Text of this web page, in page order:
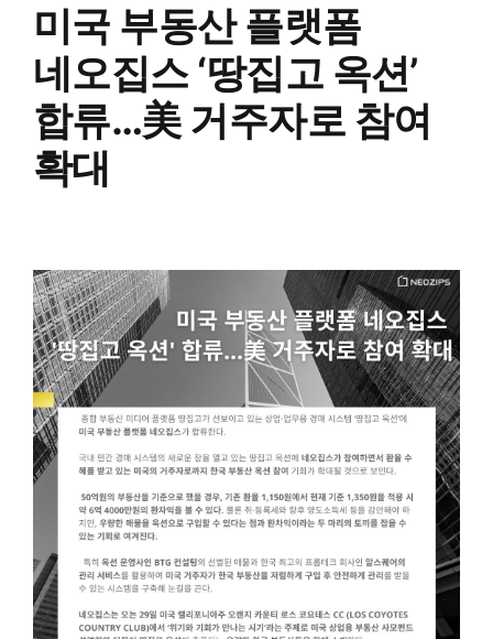
미국 부동산 플랫폼
네오집스 ‘땅집고 옥션’
합류…美 거주자로 참여
확대